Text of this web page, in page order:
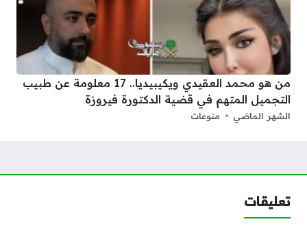
من هو محمد العقيدي ويكيبيديا.. 17 معلومة عن طبيب
التجميل المتهم في قضية الدكتورة فيروزة
الشهر الماضي منوعات
تعليقات